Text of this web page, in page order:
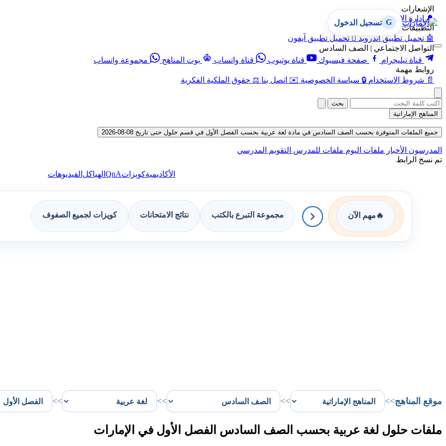
الإشعارات
🔔 إدارة الإشعارات
التطبيقات
🤖 تحميل تطبيق أندرويد  تحميل تطبيق آيفون
التواصل الاجتماعي | الصف السادس
قناة تيليجرام
صفحة فيسبوك قناة يوتيوب قناة واتساب بوت المناهج
مجموعة واتساب
روابط مهمة
📄 شروط الاستخدام 🔒 سياسة الخصوصية ✉️ اتصل بنا ⚖️ حقوق الملكية الفكرية
G تسجيل الدخول
بحث
المناهج الإماراتية
جميع الملفات المتوفرة بحسب الصف السادس في مادة لغة عربية بحسب الفصل الأول في قسم حلول حتى تاريخ 08-08-2026
المدرسون الأخبار ملفات اليوم ملفات للمدرس التقويم المدرسي
تم نسخ الرابط
الأكاديميةكويزاتQnA الهياكل الفيديوهات
🔥 مهم الآن مجموعة التبرع بالكتب نتائج الامتحانات كويزات لجميع الصفوف
موقع المناهج>>
>>
>>
>>
ملفات حلول لغة عربية بحسب الصف السادس الفصل الأول في الإمارات